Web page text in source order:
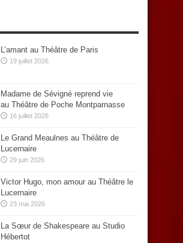
L’amant au Théâtre de Paris
19 juillet 2026
Madame de Sévigné reprend vie
au Théâtre de Poche Montparnasse
16 juillet 2026
Le Grand Meaulnes au Théâtre de
Lucernaire
29 juin 2026
Victor Hugo, mon amour au Théâtre le
Lucernaire
23 mai 2026
La Sœur de Shakespeare au Studio
Hébertot